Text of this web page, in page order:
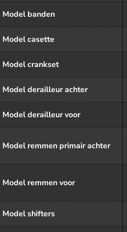
Model banden
Model casette
Model crankset
Model derailleur achter
Model derailleur voor
Model remmen primair achter
Model remmen voor
Model shifters